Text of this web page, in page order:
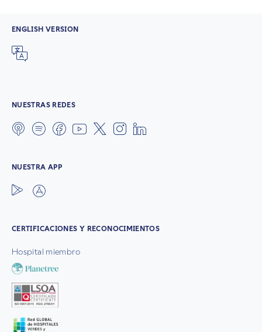
ENGLISH VERSION
NUESTRAS REDES
NUESTRA APP
CERTIFICACIONES Y RECONOCIMIENTOS
Hospital miembro